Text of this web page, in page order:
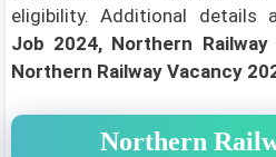
eligibility.Additional details
Job 2024, Northern
Northern Railway Vacancy
Northern